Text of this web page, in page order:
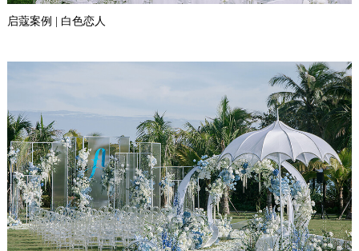
启蔻案例 | 白色恋人